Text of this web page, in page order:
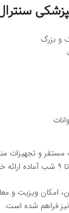
و بزرگ
مستقر و تجهیزات
امکان ویزیت و
فراهم شده است.